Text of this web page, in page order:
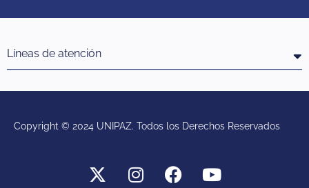
Líneas de atención
Copyright © 2024 UNIPAZ. Todos los Derechos Reservados